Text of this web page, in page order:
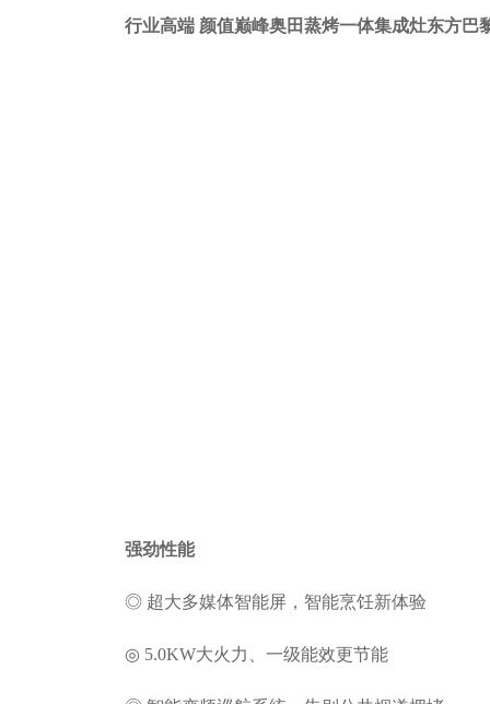
行业高端 颜值巅峰奥田蒸烤一体集成灶东方巴
强劲性能
◎ 超大多媒体智能屏，智能烹饪新体验
◎ 5.0KW大火力、一级能效更节能